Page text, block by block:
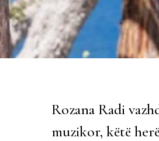
Rozana Radi
muzikor, këtë